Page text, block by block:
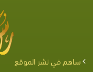
ساهم في نشر الموقع